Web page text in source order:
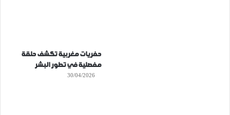
حفريات مغربية تكشف حلقة
مفصلية في تطور البشر
30/04/2026